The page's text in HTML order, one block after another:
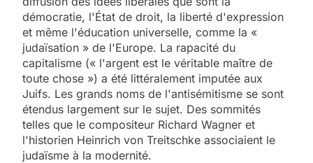
démocratie, l'État de droit, la liberté d'expression
et même l'éducation universelle, comme la «
judaïsation » de l'Europe. La rapacité du
capitalisme (« l'argent est le véritable maître de
toute chose ») a été littéralement imputée aux
Juifs. Les grands noms de l'antisémitisme se sont
étendus largement sur le sujet. Des sommités
telles que le compositeur Richard Wagner et
l'historien Heinrich von Treitschke associaient le
judaïsme à la modernité.